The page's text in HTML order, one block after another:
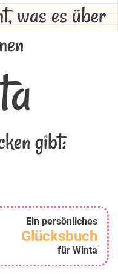
was es über
gibt:
Ein persönliches
Glücksbuch
für Winta